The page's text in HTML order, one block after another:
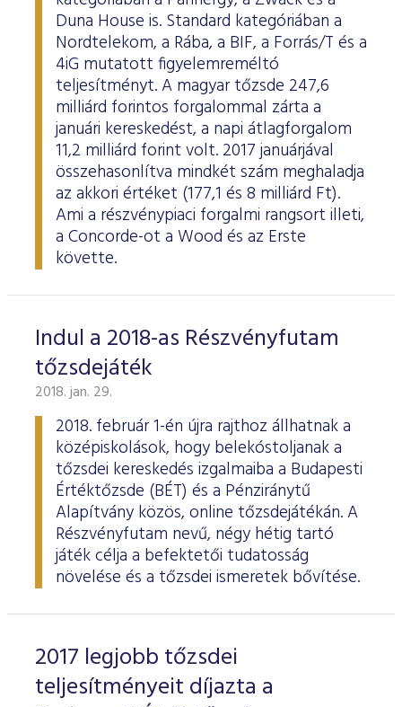
Duna House is. Standard kategóriában a
Nordtelekom, a Rába, a BIF, a Forrás/T és a
4iG mutatott figyelemreméltó
teljesítményt. A magyar tőzsde 247,6
milliárd forintos forgalommal zárta a
januári kereskedést, a napi átlagforgalom
11,2 milliárd forint volt. 2017 januárjával
összehasonlítva mindkét szám meghaladja
az akkori értéket (177,1 és 8 milliárd Ft).
Ami a részvénypiaci forgalmi rangsort illeti,
a Concorde-ot a Wood és az Erste
követte.
Indul a 2018-as Részvényfutam
tőzsdejáték
2018. jan. 29.
2018. február 1-én újra rajthoz állhatnak a
középiskolások, hogy belekóstoljanak a
tőzsdei kereskedés izgalmaiba a Budapesti
Értéktőzsde (BÉT) és a Pénziránytű
Alapítvány közös, online tőzsdejátékán. A
Részvényfutam nevű, négy hétig tartó
játék célja a befektetői tudatosság
növelése és a tőzsdei ismeretek bővítése.
2017 legjobb tőzsdei
teljesítményeit díjazta a